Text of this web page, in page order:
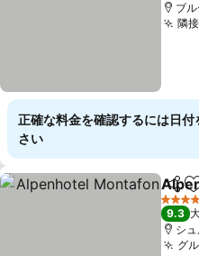
ブ
隣
正確な料金を確認するには日付
さい
シェア
4 ホテ
9.3
シ
グ